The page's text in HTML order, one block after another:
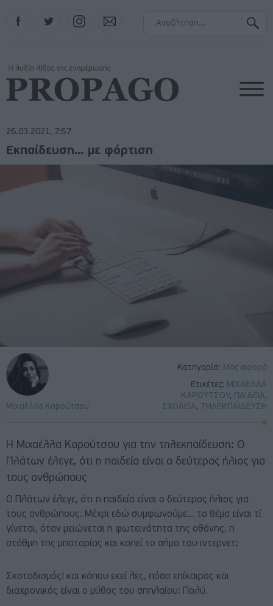
Instagram
26.03.2021, 7:57
Κατηγορία: Μας αφορά
Ετικέτες: ΜΙΧΑΕΛΛΑ
ΚΑΡΟΥΤΣΟΥ, ΠΑΙΔΕΙΑ,
ΣΧΟΛΕΙΑ, ΤΗΛΕΚΠΑΙΔΕΥΣΗ
Μιχαέλλα Καρούτσου
Εκπαίδευση… με φόρτιση
Η Μιχαέλλα Καρούτσου για την τηλεκπαίδευση: Ο
Πλάτων έλεγε, ότι η παιδεία είναι ο δεύτερος ήλιος για
τους ανθρώπους
Ο Πλάτων έλεγε, ότι η παιδεία είναι ο δεύτερος ήλιος για
τους ανθρώπους. Μέχρι εδώ συμφωνούμε… το θέμα είναι τί
γίνεται, όταν μειώνεται η φωτεινότητα της οθόνης, η
στάθμη της μπαταρίας και κοπεί το σήμα του ιντερνετ;
Σκοταδισμός! και κάπου εκεί λες, πόσο επίκαιρος και
διαχρονικός είναι ο μύθος του σπηλαίου; Πολύ.